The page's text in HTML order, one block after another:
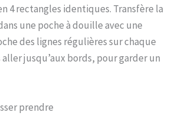
4 rectangles identiques. Transfère la
une poche à douille avec une
des lignes régulières sur chaque
jusqu’aux bords, pour garder un
prendre